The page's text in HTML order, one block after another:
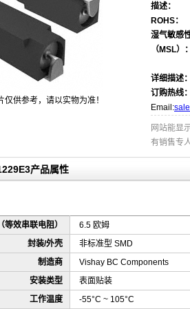
仅供参考，请以实物为准！
描述：
ROHS：
湿气敏感
（MSL）：
详细描述：
订购热线：
Email:
网站能显
有销售专
产品属性
等效串联电阻）
6.5 欧姆
封装/外壳
非标准型 SMD
制造商
Vishay BC Components
安装类型
表面贴装
工作温度
-55°C ~ 105°C